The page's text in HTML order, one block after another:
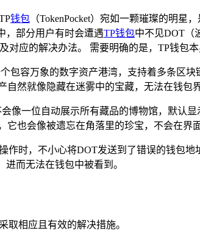
钱包 （TokenPocket）宛如一颗璀璨的明
，部分用户有时会遭遇TP钱包中不见DOT（
对应的解决办法。 需要明确的是，TP钱包
包容万象的数字资产港湾，支持着多条区
然就像隐藏在迷雾中的宝藏，无法在钱包
像一位自动展示所有藏品的博物馆，默认
也会像被遗忘在角落里的珍宝，不会在界
作时，不小心将DOT发送到了错误的钱包
而无法在钱包中被看到。
取相应且有效的解决措施。